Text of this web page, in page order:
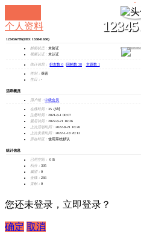
个人资料
123456789(UID: 155841650)
邮箱状态： 未验证
视频认证： 未认证
统计信息： 好友数 0 回帖数 38 主题数 1
性别： 保密
生日： -
活跃概况
用户组： 中级会员
在线时间： 35 小时
注册时间： 2021-8-1 00:07
最后访问： 2022-8-21 16:26
上次活动时间： 2022-8-21 16:26
上次发表时间： 2022-1-18 20:12
所在时区： 使用系统默认
统计信息
已用空间：
0 B
积分： 305
威望： 0
金钱： 266
贡献： 0
您还未登录，立即登录？
确定 取消